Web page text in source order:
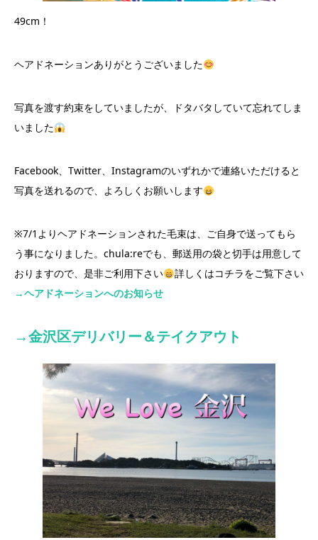
49cm！
ヘアドネーションありがとうございました
写真を渡す約束をしていましたが、ドタバタしていて忘れてしま
いました
Facebook、Twitter、Instagramのいずれかで連絡いただけると
写真を送れるので、よろしくお願いします
※7/1よりヘアドネーションされた毛束は、ご自身で送ってもら
う事になりました。chula:reでも、郵送用の袋と切手は用意して
おりますので、是非ご利用下さい
詳しくはコチラをご覧下さい
→ヘアドネーションへのお知らせ
→金沢区デリバリー＆テイクアウト